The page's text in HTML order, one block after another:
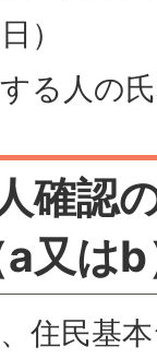
）
る人の
確認
又はb
住民基